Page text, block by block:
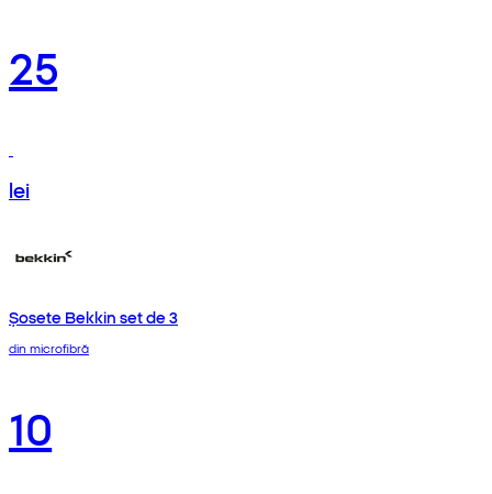
25
lei
Șosete Bekkin set de 3
din microfibră
10